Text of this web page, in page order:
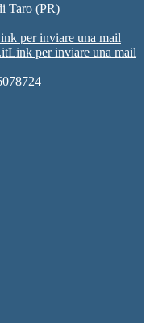
Taro (PR)
per inviare una mail
Link per inviare una mail